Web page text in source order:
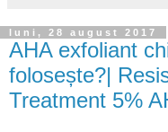
luni, 28 august 2017
AHA exfoliant
folosește?|
Treatment 5%